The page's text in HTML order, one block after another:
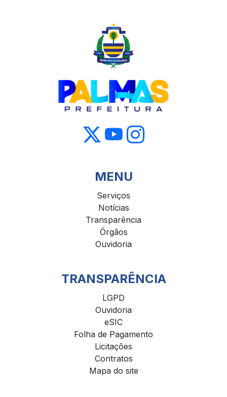
MENU
Serviços
Notícias
Transparência
Órgãos
Ouvidoria
TRANSPARÊNCIA
LGPD
Ouvidoria
eSIC
Folha de Pagamento
Licitações
Contratos
Mapa do site